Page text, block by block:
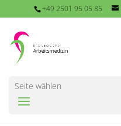
+49 2501 95 05 85
Seite wählen